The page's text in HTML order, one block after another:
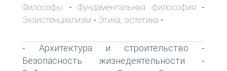
Философы - Фундаментальная философия -
Экзистенциализм - Этика, эстетика -
- Архитектура и строительство -
Безопасность жизнедеятельности -